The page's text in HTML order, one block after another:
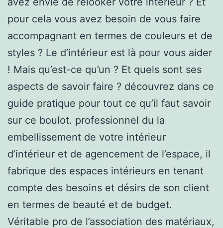
pour cela vous avez besoin de vous faire
accompagnant en termes de couleurs et de
styles ? Le d’intérieur est là pour vous aider
! Mais qu’est-ce qu’un ? Et quels sont ses
aspects de savoir faire ? découvrez dans ce
guide pratique pour tout ce qu’il faut savoir
sur ce boulot. professionnel du la
embellissement de votre intérieur
d’intérieur et de agencement de l’espace, il
fabrique des espaces intérieurs en tenant
compte des besoins et désirs de son client
en termes de beauté et de budget.
Véritable pro de l’association des matériaux,